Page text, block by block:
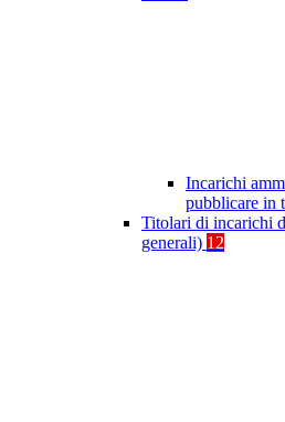
Incarichi
pubblicare in
Titolari di incarichi
generali) 12